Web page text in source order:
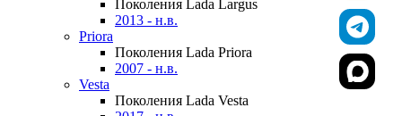
Поколения Lada Largus
2013 - н.в.
Priora
Поколения Lada Priora
2007 - н.в.
Vesta
Поколения Lada Vesta